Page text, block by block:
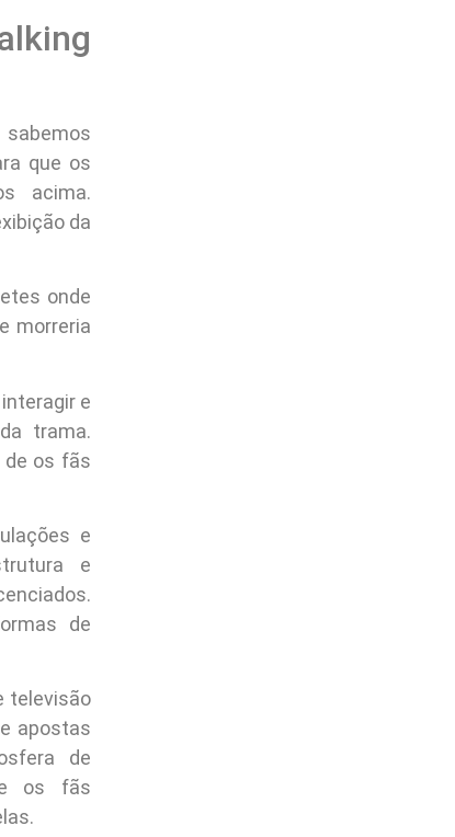
que os
acima.
da
onde
morreria
e
trama.
de os fãs
e
e
de
televisão
apostas
de
os fãs